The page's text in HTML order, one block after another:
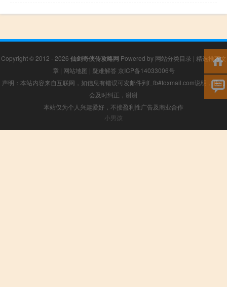
Copyright © 2012 - 2026 仙剑奇侠传攻略网 Powered by 网站分类目录 | 精选推荐文
章 | 网站地图 | 疑难解答 京ICP备14033006号
声明：本站内容来自互联网，如信息有错误可发邮件到f_fb#foxmail.com说明，我们
会及时纠正，谢谢
本站仅为个人兴趣爱好，不接盈利性广告及商业合作
小男孩